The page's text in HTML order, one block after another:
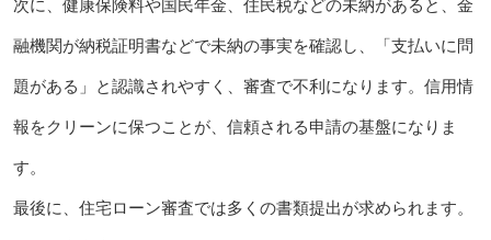
次に、健康保険料や国民年金、住民税などの未納があると、金
融機関が納税証明書などで未納の事実を確認し、「支払いに問
題がある」と認識されやすく、審査で不利になります。信用情
報をクリーンに保つことが、信頼される申請の基盤になりま
す。
最後に、住宅ローン審査では多くの書類提出が求められます。